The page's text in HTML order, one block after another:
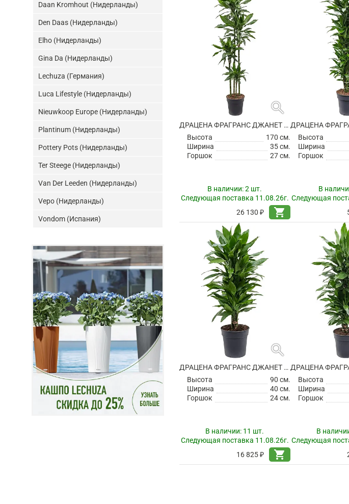
search
ДРАЦЕНА ФРАГРАНС ДЖАНЕТ ЛИНД 4 СТВОЛА
Высота
170 см.
Ширина
35 см.
Горшок
27 см.
В наличии:2 шт.
Следующая поставка 11.08.26г.
26 130 ₽
shopping_cart
Высота
Ширина
Горшок
В
Следующая
search
ДРАЦЕНА ФРАГРАНС ДЖАНЕТ ЛИНД РАЗВЕТВЛЕННАЯ
Высота
90 см.
Ширина
40 см.
Горшок
24 см.
В наличии: 11 шт.
Следующая поставка 11.08.26г.
16 825 ₽
shopping_cart
Высота
Ширина
Горшок
В
Следующая
Daan Kromhout (Нидерланды)
Den Daas (Нидерланды)
Elho (Нидерланды)
Gina Da (Нидерланды)
Lechuza (Германия)
Luca Lifestyle (Нидерланды)
Nieuwkoop Europe (Нидерланды)
Plantinum (Нидерланды)
Pottery Pots (Нидерланды)
Ter Steege (Нидерланды)
Van Der Leeden (Нидерланды)
Vepo (Нидерланды)
Vondom (Испания)